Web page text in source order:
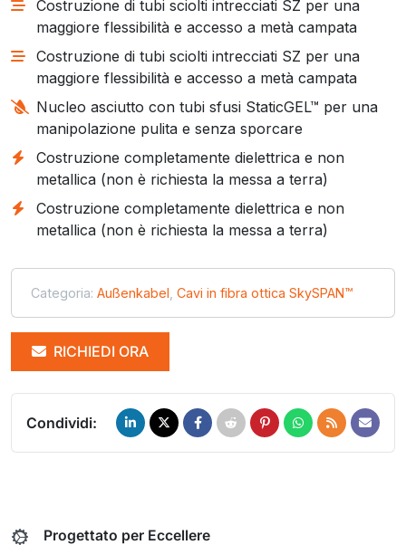
Costruzione di tubi sciolti intrecciati SZ per una
maggiore flessibilità e accesso a metà campata
Costruzione di tubi sciolti intrecciati SZ per una
maggiore flessibilità e accesso a metà campata
Nucleo asciutto con tubi sfusi StaticGEL™ per una
manipolazione pulita e senza sporcare
Costruzione completamente dielettrica e non
metallica (non è richiesta la messa a terra)
Costruzione completamente dielettrica e non
metallica (non è richiesta la messa a terra)
Categoria: Außenkabel Cavi in fibra ottica SkySPAN™
RICHIEDI ORA
Condividi:
Progettato per Eccellere